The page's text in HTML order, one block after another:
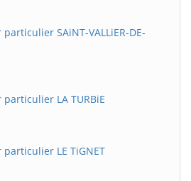
SAiNT-VALLiER-DE-
LA TURBiE
LE TiGNET